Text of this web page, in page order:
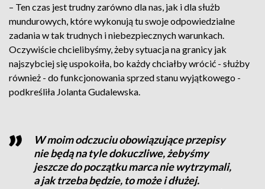
– Ten czas jest trudny zarówno dla nas, jak i dla służb
mundurowych, które wykonują tu swoje odpowiedzialne
zadania w tak trudnych i niebezpiecznych warunkach.
Oczywiście chcielibyśmy, żeby sytuacja na granicy jak
najszybciej się uspokoiła, bo każdy chciałby wrócić - służby
również - do funkcjonowania sprzed stanu wyjątkowego -
podkreśliła Jolanta Gudalewska.
W moim odczuciu obowiązujące przepisy
nie będą na tyle dokuczliwe, żebyśmy
jeszcze do początku marca nie wytrzymali,
a jak trzeba będzie, to może i dłużej.